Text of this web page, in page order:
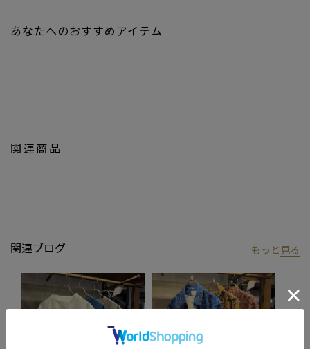
イルに
■model
185cm size:L
関連商品
あなたへのおすすめアイテム
関連ブログ もっと 見る